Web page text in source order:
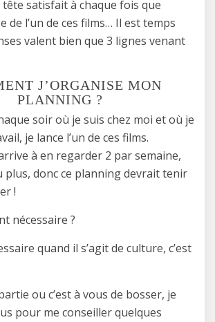
satisfait à chaque fois que
de l’un de ces films… Il est temps
valent bien que 3 lignes venant
J’ORGANISE MON
PLANNING ?
soir où je suis chez moi et où je
je lance l’un de ces films.
à en regarder 2 par semaine,
plus, donc ce planning devrait tenir
!
nécessaire ?
quand il s’agit de culture, c’est
ou c’est à vous de bosser, je
pour me conseiller quelques